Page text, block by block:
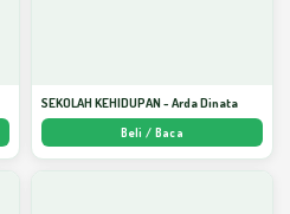
SEKOLAH KEHIDUPAN - Arda Dinata
Beli / Baca